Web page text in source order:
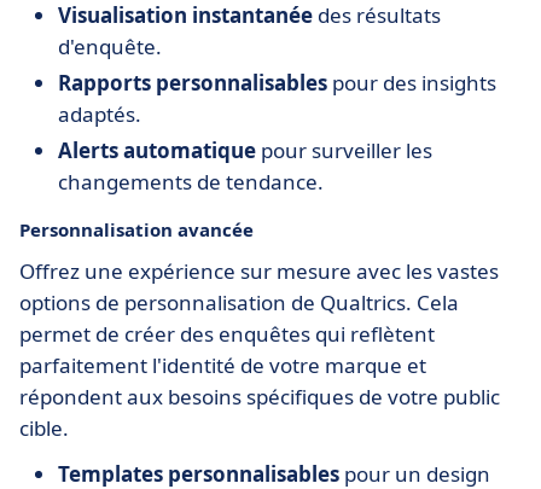
Visualisation instantanée des résultats
d'enquête.
Rapports personnalisables pour des insights
adaptés.
Alerts automatique pour surveiller les
changements de tendance.
Personnalisation avancée
Offrez une expérience sur mesure avec les vastes
options de personnalisation de Qualtrics. Cela
permet de créer des enquêtes qui reflètent
parfaitement l'identité de votre marque et
répondent aux besoins spécifiques de votre public
cible.
Templates personnalisables pour un design